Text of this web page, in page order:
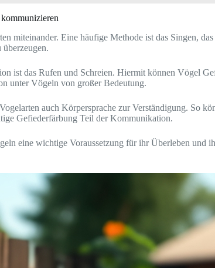
miteinander. Eine häufige Methode ist das Singen,
ist das Rufen und Schreien. Hiermit können Vögel
unter Vögeln von großer Bedeutung.
auch Körpersprache zur Verständigung. So
Gefiederfärbung Teil der Kommunikation.
eine wichtige Voraussetzung für ihr Überleben und